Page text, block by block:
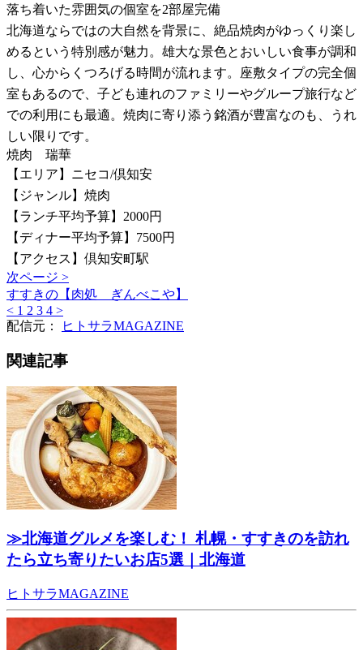
落ち着いた雰囲気の個室を2部屋完備
北海道ならではの大自然を背景に、絶品焼肉がゆっくり楽し
めるという特別感が魅力。雄大な景色とおいしい食事が調和
し、心からくつろげる時間が流れます。座敷タイプの完全個
室もあるので、子ども連れのファミリーやグループ旅行など
での利用にも最適。焼肉に寄り添う銘酒が豊富なのも、うれ
しい限りです。
焼肉 瑞華
【エリア】ニセコ/倶知安
【ジャンル】焼肉
【ランチ平均予算】2000円
【ディナー平均予算】7500円
【アクセス】倶知安町駅
次ページ >
すすきの【肉処 ぎんべこや】
< 1 2 3 4 >
配信元：
ヒトサラMAGAZINE
関連記事
≫北海道グルメを楽しむ！ 札幌・すすきのを訪れ
たら立ち寄りたいお店5選｜北海道
ヒトサラMAGAZINE